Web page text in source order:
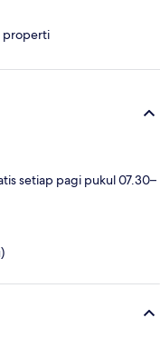
properti
setiap pagi pukul 07.30–